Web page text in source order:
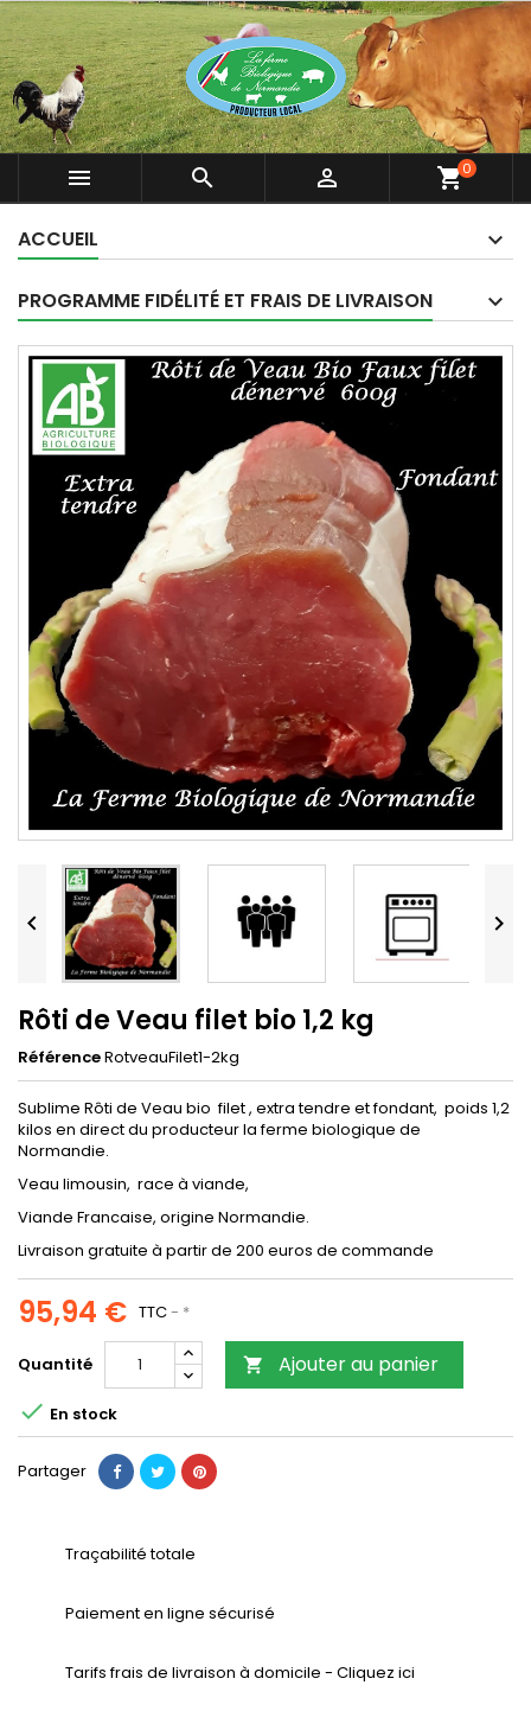
   shopping_cart0
ACCUEIL
PROGRAMME FIDÉLITÉ ET FRAIS DE LIVRAISON
 
Rôti de Veau filet bio 1,2 kg
RéférenceRotveauFilet1-2kg
Sublime Rôti de Veau bio filet , extra tendre et fondant, poids 1,2
kilos en direct du producteur la ferme biologique de
Normandie.
Veau limousin, race à viande,
Viande Francaise, origine Normandie.
Livraison gratuite à partir de 200 euros de commande
95,94 € TTC *
Quantité  Ajouter au panier
 En stock
Partager
Traçabilité totale
Paiement en ligne sécurisé
Tarifs frais de livraison à domicile - Cliquez ici